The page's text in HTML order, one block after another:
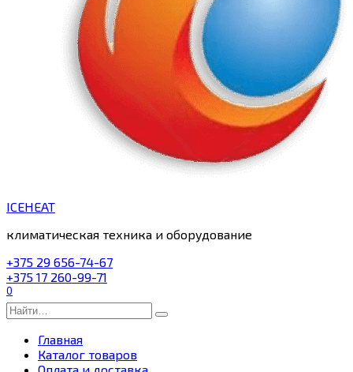
ICEHEAT
климатическая техника и оборудование
+375 29 656-74-67
+375 17 260-99-71
0
Search
for:
Главная
Каталог товаров